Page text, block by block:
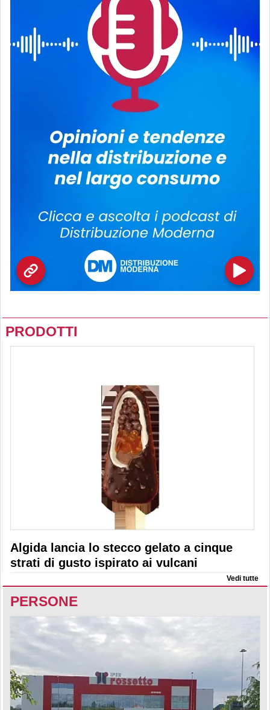
PRODOTTI
Algida lancia lo stecco gelato a cinque
strati di gusto ispirato ai vulcani
Vedi tutte
PERSONE